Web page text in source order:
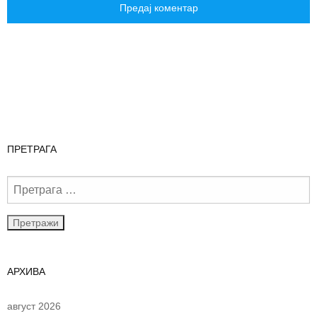
ПРЕТРАГА
АРХИВА
август 2026